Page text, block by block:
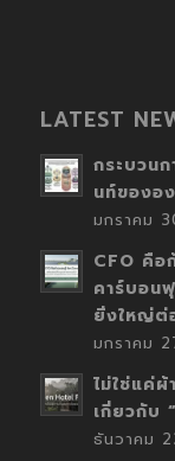
LATEST
กระบวน
นท์ของอ
มกราคม
CFO คือ
คาร์บอน
ยิ่งใหญ่ต่
มกราคม
ไม่ใช่แค่
เกี่ยวกับ
ธันวาคม